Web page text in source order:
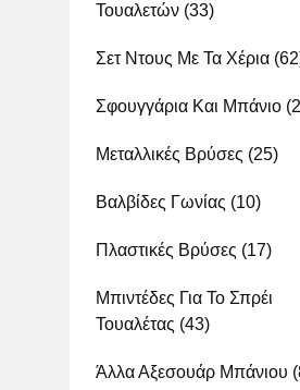
Τουαλετών (33)
Σετ Ντους Με Τα Χέρια
Σφουγγάρια Και Μπάνιο
Μεταλλικές Βρύσες (25)
Βαλβίδες Γωνίας (10)
Πλαστικές Βρύσες (17)
Μπιντέδες Για Το Σπρέι
Τουαλέτας (43)
Άλλα Αξεσουάρ Μπάνιου